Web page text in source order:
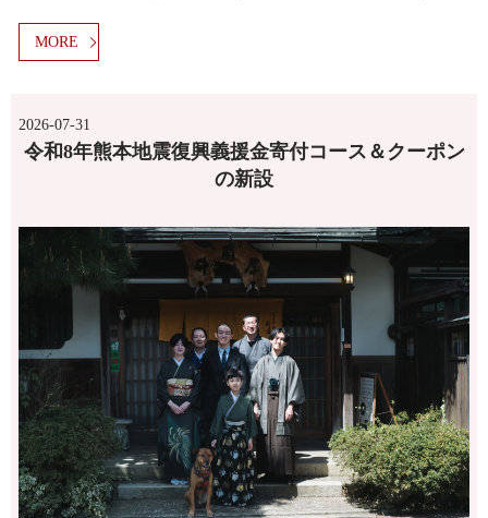
MORE
2026-07-31
令和8年熊本地震復興義援金寄付コース＆クーポン
の新設